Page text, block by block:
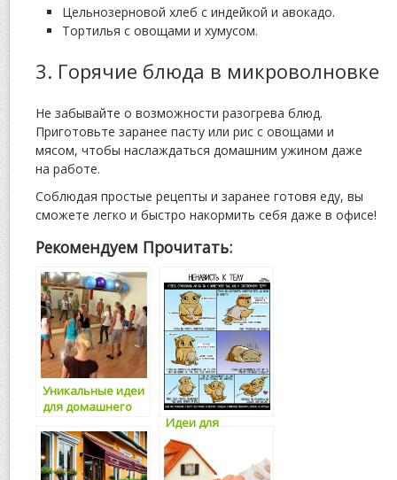
Цельнозерновой хлеб с индейкой и авокадо.
Тортилья с овощами и хумусом.
3. Горячие блюда в микроволновке
Не забывайте о возможности разогрева блюд.
Приготовьте заранее пасту или рис с овощами и
мясом, чтобы наслаждаться домашним ужином даже
на работе.
Соблюдая простые рецепты и заранее готовя еду, вы
сможете легко и быстро накормить себя даже в офисе!
Рекомендуем Прочитать:
Уникальные идеи
для домашнего
Идеи для
домашнего
завтрака: что
приготовить?